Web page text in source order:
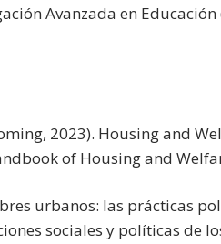
Avanzada en Educación
2023). Housing and
of Housing and
urbanos: las prácticas
sociales y políticas de